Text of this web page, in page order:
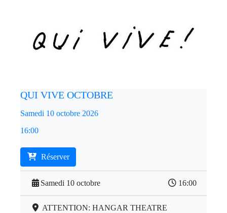
QUI VIVE OCTOBRE
Samedi 10 octobre 2026
16:00
Réserver
Samedi 10 octobre 16:00
ATTENTION: HANGAR THEATRE